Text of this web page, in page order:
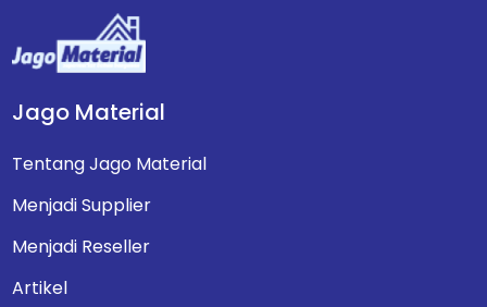
Jago Material
Tentang Jago Material
Menjadi Supplier
Menjadi Reseller
Artikel